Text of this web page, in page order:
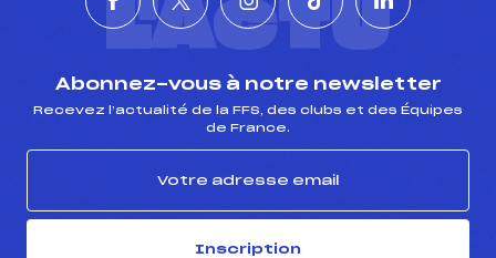
L'ACTU
Abonnez-vous à notre newsletter
Recevez l’actualité de la FFS, des clubs et des Équipes
de France.
Inscription